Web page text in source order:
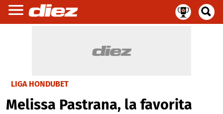
LIGA HONDUBET
Melissa Pastrana, la favorita